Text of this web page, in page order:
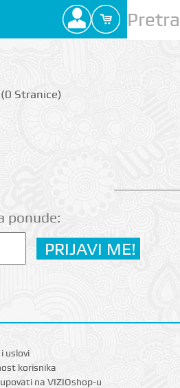
Strаnicе)
ponude:
uslovi
korisnika
na VIZIOshop-u